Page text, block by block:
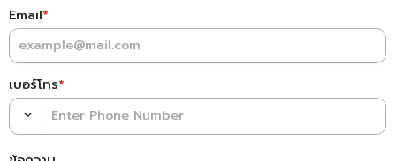
Email*
เบอร์โทร*